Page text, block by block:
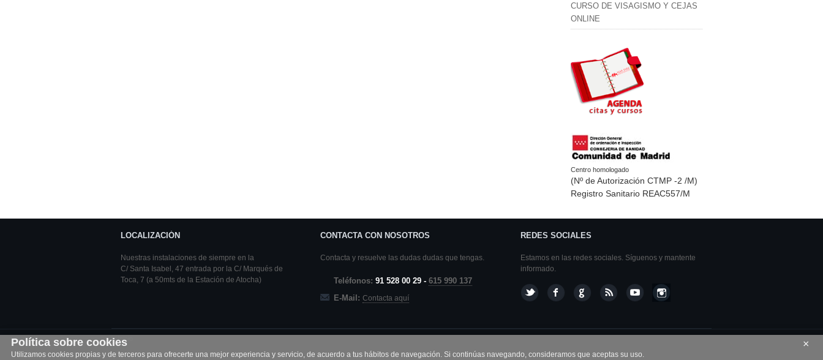
×
Política sobre cookies
Utilizamos cookies propias y de terceros para ofrecerte una mejor experiencia y servicio, de acuerdo a tus hábitos de navegación. Si continúas navegando, consideramos que aceptas su uso.
CURSO DE VISAGISMO Y CEJAS
ONLINE
Centro homologado
(Nº de Autorización CTMP -2 /M)
Registro Sanitario REAC557/M
LOCALIZACIÓN
Nuestras instalaciones de siempre en la
C/ Santa Isabel, 47 entrada por la C/ Marqués de
Toca, 7 (a 50mts de la Estación de Atocha)
CONTACTA CON NOSOTROS
Contacta y resuelve las dudas dudas que tengas.
Teléfonos:91 528 00 29 -615 990 137
E-Mail:Contacta aquí
REDES SOCIALES
Estamos en las redes sociales. Síguenos y mantente
informado.
Inicio